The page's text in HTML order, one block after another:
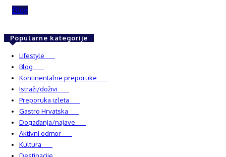
Blog
Popularne kategorije
Lifestyle
Blog
Kontinentalne preporuke
Istraži/doživi
Preporuka izleta
Gastro Hrvatska
Događanja/najave
Aktivni odmor
Kultura